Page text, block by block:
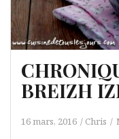
BREIZH
16 mars, 2016 Chris